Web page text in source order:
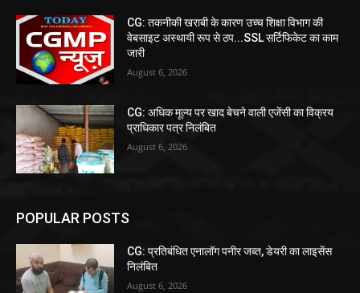
CG: तकनीकी खराबी के कारण उच्च शिक्षा विभाग की
वेबसाइट अस्थायी रूप से ठप...SSL सर्टिफिकेट का काम
जारी
August 6, 2026
CG: अधिक मूल्य पर खाद बेचने वाली एजेंसी का विक्रय
प्राधिकार पत्र निलंबित
August 6, 2026
POPULAR POSTS
CG: प्रतिबंधित एनालॉग पनीर जब्त, डेयरी का लाइसेंस
निलंबित
August 6, 2026